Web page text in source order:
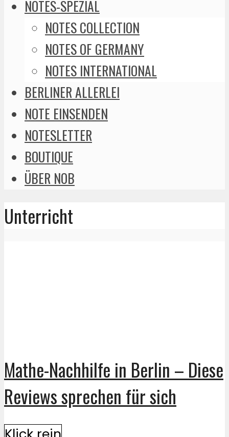
NOTES-SPEZIAL
NOTES COLLECTION
NOTES OF GERMANY
NOTES INTERNATIONAL
BERLINER ALLERLEI
NOTE EINSENDEN
NOTESLETTER
BOUTIQUE
ÜBER NOB
Unterricht
Mathe-Nachhilfe in Berlin – Diese
Reviews sprechen für sich